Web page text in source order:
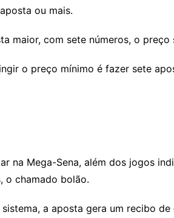
ou mais.
maior, com sete números, o preço
o preço mínimo é fazer sete
na Mega-Sena, além dos jogos
o chamado bolão.
a aposta gera um recibo